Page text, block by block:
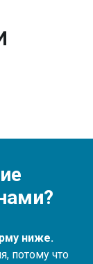
ниже.
потому что